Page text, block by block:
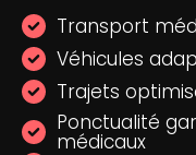
Transport
Véhicules
Trajets
Ponctualité
médicaux